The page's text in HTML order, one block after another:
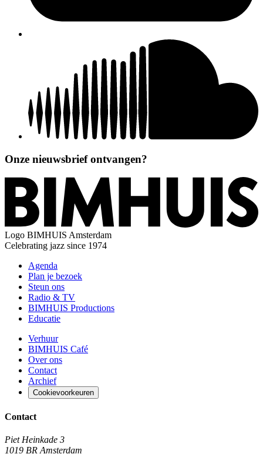
Onze nieuwsbrief ontvangen?
Logo BIMHUIS Amsterdam
Celebrating jazz since 1974
Agenda
Plan je bezoek
Steun ons
Radio & TV
BIMHUIS Productions
Educatie
Verhuur
BIMHUIS Café
Over ons
Contact
Archief
Cookievoorkeuren
Contact
Piet Heinkade 3
1019 BR Amsterdam